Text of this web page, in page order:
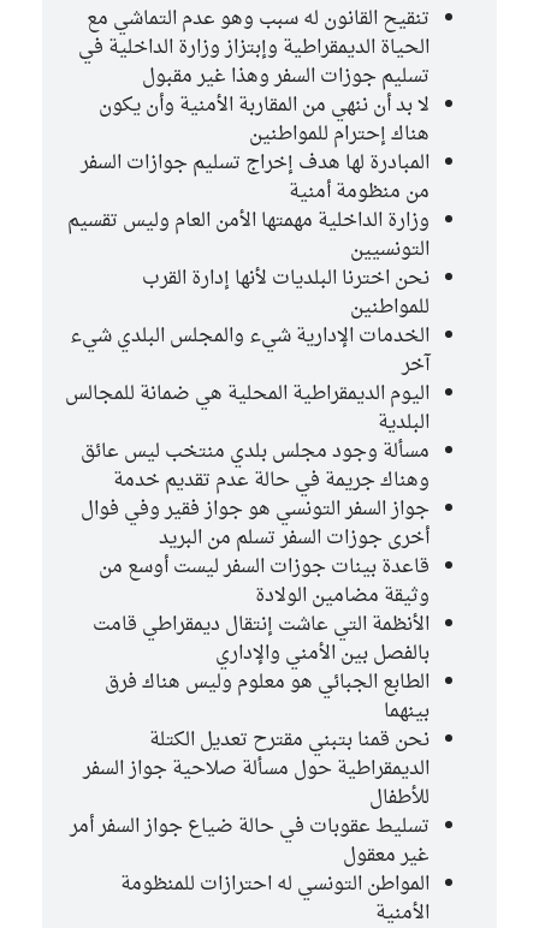
تنقيح القانون له سبب وهو عدم التماشي مع
الحياة الديمقراطية وإبتزاز وزارة الداخلية في
تسليم جوزات السفر وهذا غير مقبول
لا بد أن ننهي من المقاربة الأمنية وأن يكون
هناك إحترام للمواطنين
المبادرة لها هدف إخراج تسليم جوازات السفر
من منظومة أمنية
وزارة الداخلية مهمتها الأمن العام وليس تقسيم
التونسيين
نحن اخترنا البلديات لأنها إدارة القرب
للمواطنين
الخدمات الإدارية شيء والمجلس البلدي شيء
آخر
اليوم الديمقراطية المحلية هي ضمانة للمجالس
البلدية
مسألة وجود مجلس بلدي منتخب ليس عائق
وهناك جريمة في حالة عدم تقديم خدمة
جواز السفر التونسي هو جواز فقير وفي فوال
أخرى جوزات السفر تسلم من البريد
قاعدة بينات جوزات السفر ليست أوسع من
وثيقة مضامين الولادة
الأنظمة التي عاشت إنتقال ديمقراطي قامت
بالفصل بين الأمني والإداري
الطابع الجبائي هو معلوم وليس هناك فرق
بينهما
نحن قمنا بتبني مقترح تعديل الكتلة
الديمقراطية حول مسألة صلاحية جواز السفر
للأطفال
تسليط عقوبات في حالة ضياع جواز السفر أمر
غير معقول
المواطن التونسي له احترازات للمنظومة
الأمنية